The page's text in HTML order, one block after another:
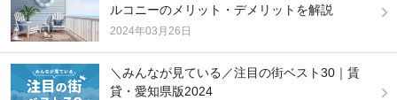
ルコニーのメリット・デメリットを解説
2024年03月26日
＼みんなが見ている／注目の街ベスト30｜賃
貸・愛知県版2024